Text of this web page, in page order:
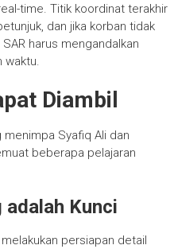
time. Titik koordinat terakhir
dan jika korban tidak
harus mengandalkan
waktu.
Diambil
Syafiq Ali dan
beberapa pelajaran
adalah Kunci
persiapan detail